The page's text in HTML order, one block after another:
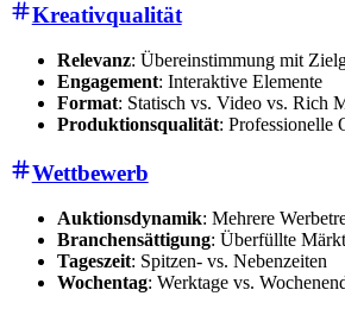
Kreativqualität
Relevanz: Übereinstimmung mit
Engagement: Interaktive Elemente
Format: Statisch vs. Video vs. Rich
Produktionsqualität: Professionelle
Wettbewerb
Auktionsdynamik: Mehrere
Branchensättigung: Überfüllte
Tageszeit: Spitzen- vs. Nebenzeiten
Wochentag: Werktage vs.